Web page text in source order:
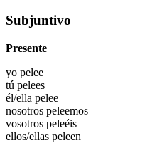
Subjuntivo
Presente
yo pelee
tú pelees
él/ella pelee
nosotros peleemos
vosotros peleéis
ellos/ellas peleen